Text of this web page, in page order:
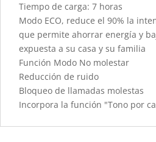
Tiempo de carga: 7 horas
Modo ECO, reduce el 90% la
que permite ahorrar energía y
expuesta a su casa y su familia
Función Modo No molestar
Reducción de ruido
Bloqueo de llamadas molestas
Incorpora la función "Tono por